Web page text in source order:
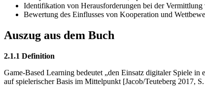
Identifikation von Herausforderungen bei der
Bewertung des Einflusses von Kooperation und
Auszug aus dem Buch
2.1.1 Definition
Game-Based Learning bedeutet „den Einsatz digitaler Spiele
auf spielerischer Basis im Mittelpunkt [Jacob/Teuteberg 2017,